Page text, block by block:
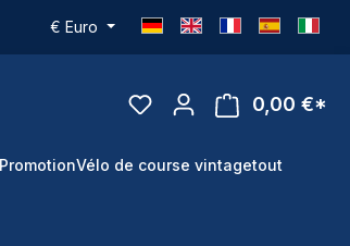
€ Euro
0,00 €*
PromotionVélo de course vintagetout